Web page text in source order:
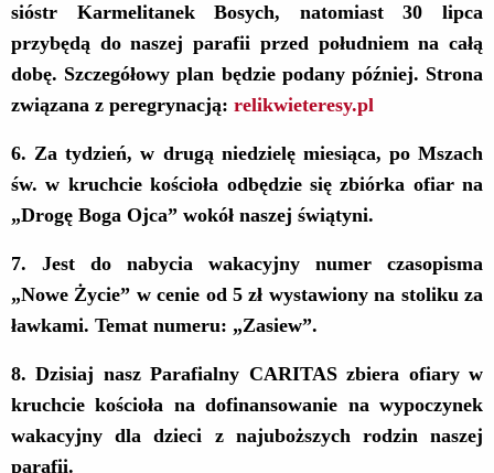
sióstr Karmelitanek Bosych, natomiast 30 lipca
przybędą do naszej parafii przed południem na całą
dobę. Szczegółowy plan będzie podany później. Strona
związana z peregrynacją: relikwieteresy.pl
6. Za tydzień, w drugą niedzielę miesiąca, po Mszach
św. w kruchcie kościoła odbędzie się zbiórka ofiar na
„Drogę Boga Ojca” wokół naszej świątyni.
7. Jest do nabycia wakacyjny numer czasopisma
„Nowe Życie” w cenie od 5 zł wystawiony na stoliku za
ławkami. Temat numeru: „Zasiew”.
8.Dzisiaj nasz Parafialny CARITAS zbiera ofiary w
kruchcie kościoła na dofinansowanie na wypoczynek
wakacyjny dla dzieci z najuboższych rodzin naszej
parafii.